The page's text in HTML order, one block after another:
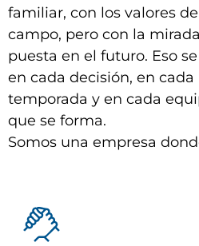
familiar, con los valores
campo, pero con la mirada
puesta en el futuro. Eso
en cada decisión, en cada
temporada y en cada
que se forma.
Somos una empresa